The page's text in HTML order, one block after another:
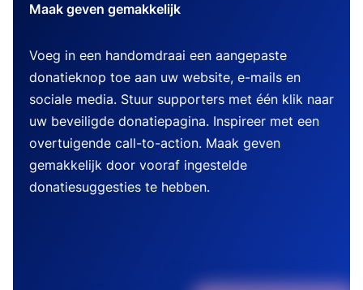
Maak geven gemakkelijk
Voeg in een handomdraai een aangepaste
donatieknop toe aan uw website, e-mails en
sociale media. Stuur supporters met één klik naar
uw beveiligde donatiepagina. Inspireer met een
overtuigende call-to-action. Maak geven
gemakkelijk door vooraf ingestelde
donatiesuggesties te hebben.